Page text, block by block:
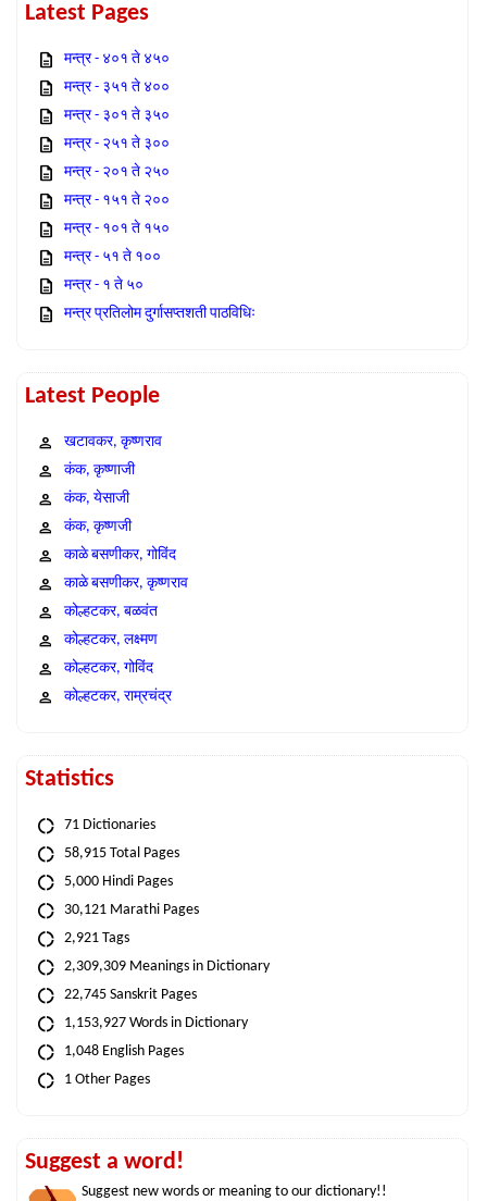
Latest Pages
मन्त्र - ४०१ ते ४५०
मन्त्र - ३५१ ते ४००
मन्त्र - ३०१ ते ३५०
मन्त्र - २५१ ते ३००
मन्त्र - २०१ ते २५०
मन्त्र - १५१ ते २००
मन्त्र - १०१ ते १५०
मन्त्र - ५१ ते १००
मन्त्र - १ ते ५०
मन्त्र प्रतिलोम दुर्गासप्तशती पाठविधिः
Latest People
खटावकर, कृष्णराव
कंक, कृष्णाजी
कंक, येसाजी
कंक, कृष्णजी
काळे बसणीकर, गोविंद
काळे बसणीकर, कृष्णराव
कोल्हटकर, बळवंत
कोल्हटकर, लक्ष्मण
कोल्हटकर, गोविंद
कोल्हटकर, राम्रचंद्र
Statistics
71 Dictionaries
58,915 Total Pages
5,000 Hindi Pages
30,121 Marathi Pages
2,921 Tags
2,309,309 Meanings in Dictionary
22,745 Sanskrit Pages
1,153,927 Words in Dictionary
1,048 English Pages
1 Other Pages
Suggest a word!
Suggest new words or meaning to our dictionary!!